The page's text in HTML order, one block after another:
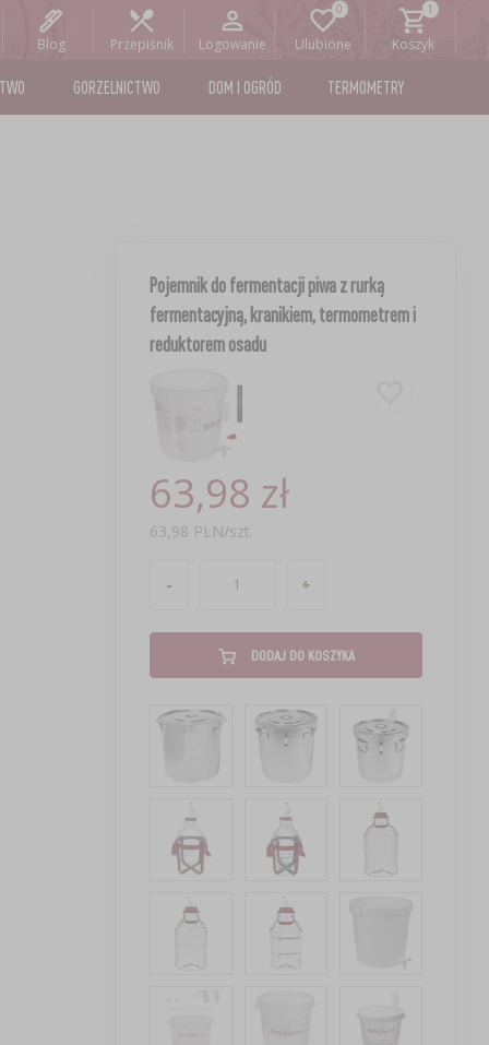
Blog Przepiśnik Logowanie Ulubione Koszyk
GORZELNICTWO DOM I OGRÓD TERMOMETRY
Pojemnik do fermentacji piwa z rurką
fermentacyjną, kranikiem, termometrem i
reduktorem osadu
63,98 zł
63,98 PLN/szt.
- +
DODAJ DO KOSZYKA